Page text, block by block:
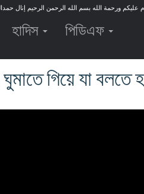
عليكم ورحمة الله بسم الله الرحمن الرحيم إنال
হাদিস পিডিএফ
গিয়ে যা বলতে